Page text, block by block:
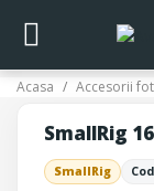
Acasa Accesorii
SmallRig
SmallRig